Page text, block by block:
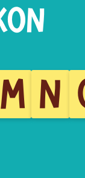
M N